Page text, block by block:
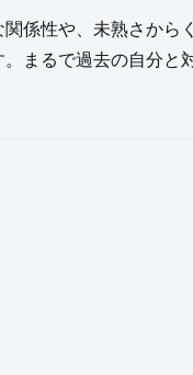
係性や、未熟さか
まるで過去の自分